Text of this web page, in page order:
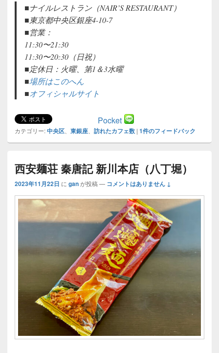
■ナイルレストラン（NAIR’S RESTAURANT）
■東京都中央区銀座4-10-7
■営業：
11:30〜21:30
11:30〜20:30（日祝）
■定休日：火曜、第1＆3水曜
■場所はこのへん
■オフィシャルサイト
Pocket
カテゴリー:中央区 東銀座 訪れたカフェ数 | 1件のフィードバック
西安麺荘 秦唐記 新川本店（八丁堀）
2023年11月22日 に ganが投稿 — コメントはありません ↓